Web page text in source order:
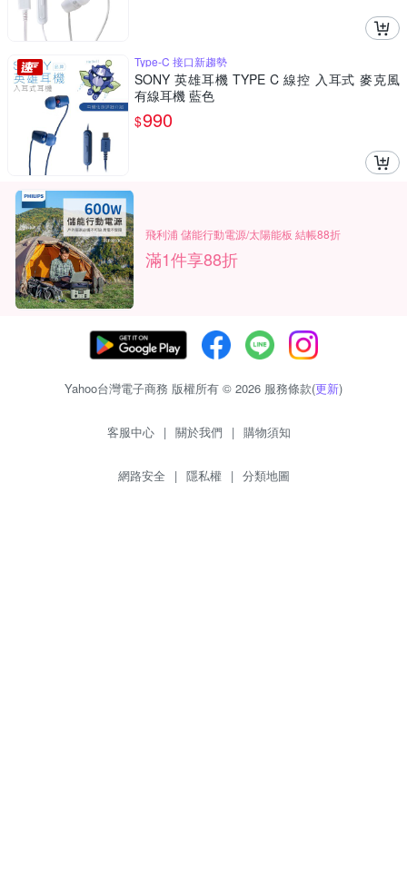
Type-C 接口新趨勢
SONY 英雄耳機 TYPE C 線控 入耳式 麥克風
有線耳機 藍色
$990
飛利浦 儲能行動電源/太陽能板 結帳88折
滿1件享88折
Yahoo台灣電子商務 版權所有 © 2026 服務條款(更新)
客服中心 | 關於我們 | 購物須知
網路安全 | 隱私權 | 分類地圖